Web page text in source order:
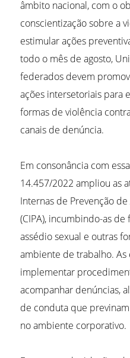
âmbito nacional, com o
conscientização sobre a
estimular ações
todo o mês de agosto,
federados devem
ações intersetoriais para
formas de violência
canais de denúncia.
Em consonância com
14.457/2022 ampliou as
Internas de Prevenção
(CIPA), incumbindo-as
assédio sexual e outras
ambiente de trabalho. As
implementar
acompanhar denúncias,
de conduta que
no ambiente corporativo.